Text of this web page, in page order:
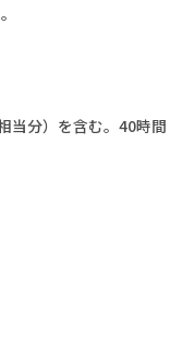
当分）を含む。40時間